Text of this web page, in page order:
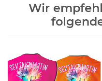
Wir